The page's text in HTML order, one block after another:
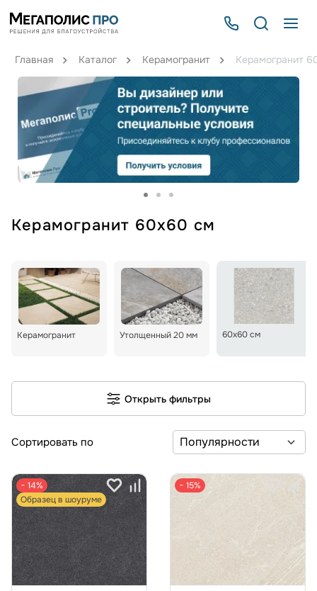
Главная Каталог Керамогранит Керамогранит
Керамогранит 60x60 см
Керамогранит Утолщенный 20 мм 60x60 см
Открыть фильтры
Сортировать по
− 14%
Образец в шоуруме
− 15%